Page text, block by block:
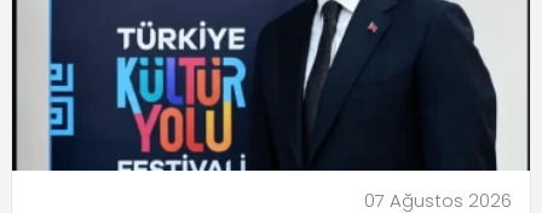
07 Ağustos 2026